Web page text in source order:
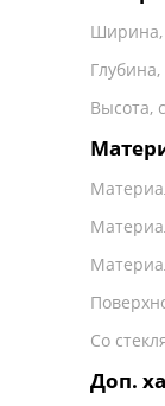
Ширина,
Глубина,
Высота,
Со
Доп.